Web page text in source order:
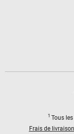
1 Tous
Frais de